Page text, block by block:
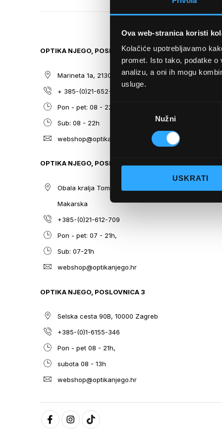
Ova web-stranica koristi
Kolačiće upotrebljavamo
promet. Isto tako, podatke
analizu, a oni ih mogu
usluge.
Odabir
Nužni
USKRATI
THE
THE
GALLERY
OPTIKA NJEGO, POSLOVNICA 1
Marineta 1a, 21300 Makarska
+ 385-(0)21-652-102
Pon - pet: 08 - 22h,
Sub: 08 - 22h
webshop@optikanjego.hr
OPTIKA NJEGO, POSLOVNICA 2
Obala kralja Tomislava 14, 21300
Makarska
+385-(0)21-612-709
Pon - pet: 07 - 21h,
Sub: 07-21h
webshop@optikanjego.hr
OPTIKA NJEGO, POSLOVNICA 3
Selska cesta 90B, 10000 Zagreb
+385-(0)1-6155-346
Pon - pet 08 - 21h,
subota 08 - 13h
webshop@optikanjego.hr
SITEMAP
O nama
Optika